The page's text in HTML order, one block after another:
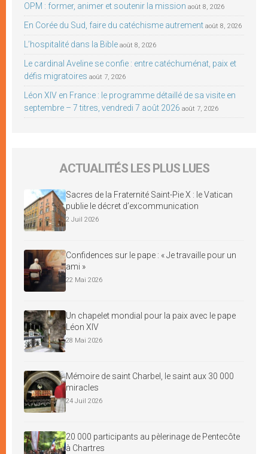
OPM : former, animer et soutenir la mission août 8, 2026
En Corée du Sud, faire du catéchisme autrement août 8, 2026
L’hospitalité dans la Bible août 8, 2026
Le cardinal Aveline se confie : entre catéchuménat, paix et
défis migratoires août 7, 2026
Léon XIV en France : le programme détaillé de sa visite en
septembre – 7 titres, vendredi 7 août 2026 août 7, 2026
ACTUALITÉS LES PLUS LUES
Sacres de la Fraternité Saint-Pie X : le Vatican
publie le décret d’excommunication
2 Juil 2026
Confidences sur le pape : « Je travaille pour un
ami »
22 Mai 2026
Un chapelet mondial pour la paix avec le pape
Léon XIV
28 Mai 2026
Mémoire de saint Charbel, le saint aux 30 000
miracles
24 Juil 2026
20 000 participants au pèlerinage de Pentecôte
à Chartres